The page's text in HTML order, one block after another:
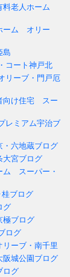
料老人ホーム
ーム オリー
島
コート神戸北
リーブ・門戸厄
向け住宅 スー
レミアム宇治ブ
六地蔵ブログ
宮ブログ
ム スーパー・
ブログ
グ
極ブログ
ログ
ーブ・南千里
城公園ブログ
ログ